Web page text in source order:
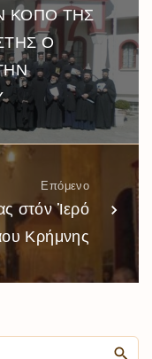
ΚΟΠΟ ΤΗΣ
Ο
Επόμενο
στόν Ἱερό
Κρήμνης